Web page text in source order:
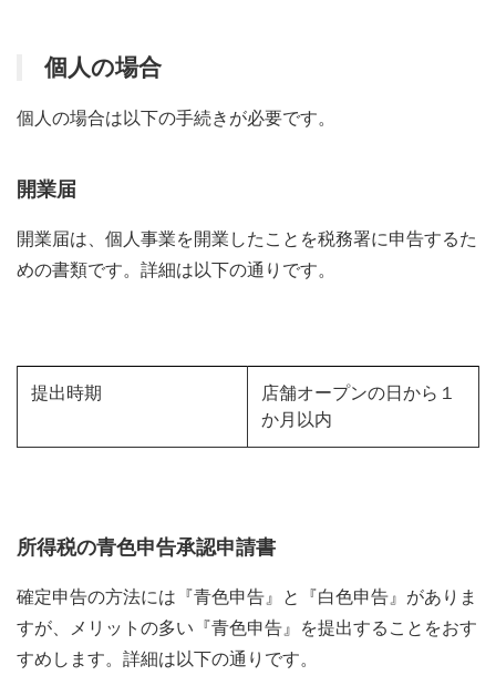
個人の場合
個人の場合は以下の手続きが必要です。
開業届
開業届は、個人事業を開業したことを税務署に申告するた
めの書類です。詳細は以下の通りです。
提出時期
店舗オープンの日から１
か月以内
所得税の青色申告承認申請書
確定申告の方法には『青色申告』と『白色申告』がありま
すが、メリットの多い『青色申告』を提出することをおす
すめします。詳細は以下の通りです。